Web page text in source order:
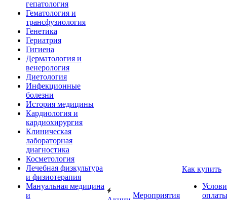
гепатология
Гематология и
трансфузиология
Генетика
Гериатрия
Гигиена
Дерматология и
венерология
Диетология
Инфекционные
болезни
История медицины
Кардиология и
кардиохирургия
Клиническая
лабораторная
диагностика
Косметология
Лечебная физкультура
и физиотерапия
Мануальная медицина
и
Мероприятия
Как купить
оплаты